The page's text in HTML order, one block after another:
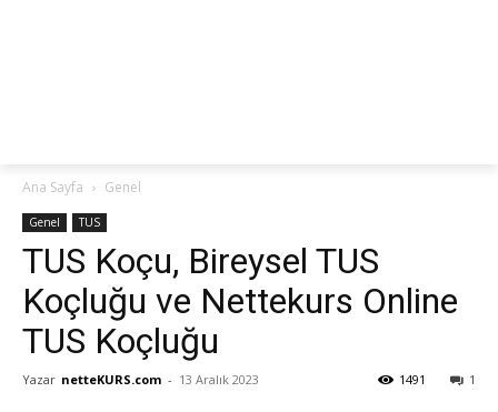
Ana Sayfa Genel
Genel TUS
TUS Koçu, Bireysel TUS
Koçluğu ve Nettekurs Online
TUS Koçluğu
Yazar netteKURS.com - 13 Aralık 2023 1
1491